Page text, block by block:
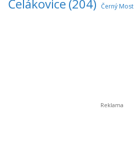
Čelákovice (204) Černý Most